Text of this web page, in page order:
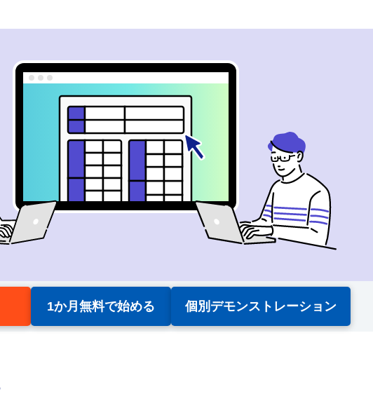
1か月無料で始める 個別デモンストレーション